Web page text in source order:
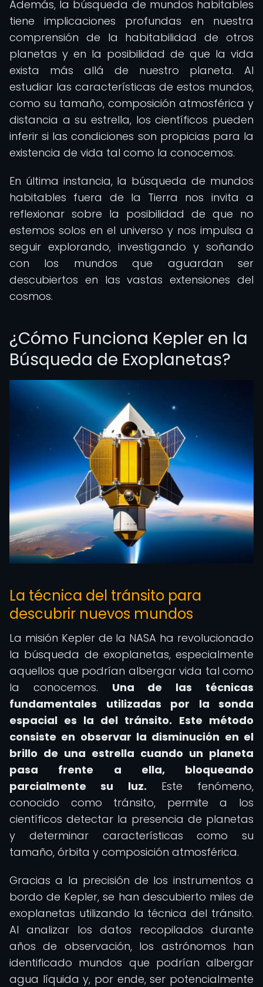
Además, la búsqueda de mundos habitables
tiene implicaciones profundas en nuestra
comprensión de la habitabilidad de otros
planetas y en la posibilidad de que la vida
exista más allá de nuestro planeta. Al
estudiar las características de estos mundos,
como su tamaño, composición atmosférica y
distancia a su estrella, los científicos pueden
inferir si las condiciones son propicias para la
existencia de vida tal como la conocemos.
En última instancia, la búsqueda de mundos
habitables fuera de la Tierra nos invita a
reflexionar sobre la posibilidad de que no
estemos solos en el universo y nos impulsa a
seguir explorando, investigando y soñando
con los mundos que aguardan ser
descubiertos en las vastas extensiones del
cosmos.
¿Cómo Funciona Kepler en la
Búsqueda de Exoplanetas?
La técnica del tránsito para
descubrir nuevos mundos
La misión Kepler de la NASA ha revolucionado
la búsqueda de exoplanetas, especialmente
aquellos que podrían albergar vida tal como
la conocemos. Una de las técnicas
fundamentales utilizadas por la sonda
espacial es la del tránsito. Este método
consiste en observar la disminución en el
brillo de una estrella cuando un planeta
pasa frente a ella, bloqueando
parcialmente su luz. Este fenómeno,
conocido como tránsito, permite a los
científicos detectar la presencia de planetas
y determinar características como su
tamaño, órbita y composición atmosférica.
Gracias a la precisión de los instrumentos a
bordo de Kepler, se han descubierto miles de
exoplanetas utilizando la técnica del tránsito.
Al analizar los datos recopilados durante
años de observación, los astrónomos han
identificado mundos que podrían albergar
agua líquida y, por ende, ser potencialmente